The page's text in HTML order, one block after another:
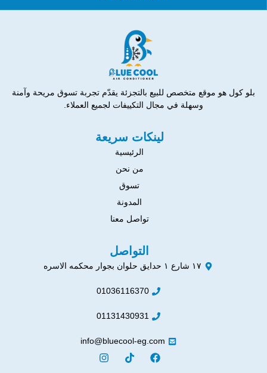
بلو كول هو موقع متخصص للبيع بالتجزئة يقدّم تجربة تسوق مريحة وآمنة
وسهلة في مجال التكييفات لجميع العملاء.
لينكات سريعة
الرئيسية
من نحن
تسوق
المدونة
تواصل معنا
التواصل
١٧ شارع ١ حدايق حلوان بجوار محكمه الاسره
01036116370
01131430931
info@bluecool-eg.com